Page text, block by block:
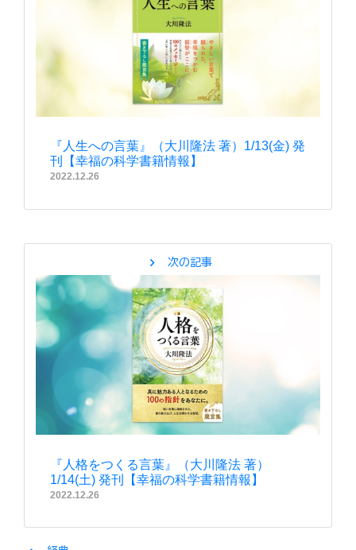
『人生への言葉』（大川隆法 著）1/13(金) 発
刊【幸福の科学書籍情報】
2022.12.26
chevron_right 次の記事
『人格をつくる言葉』（大川隆法 著）
1/14(土) 発刊【幸福の科学書籍情報】
2022.12.26